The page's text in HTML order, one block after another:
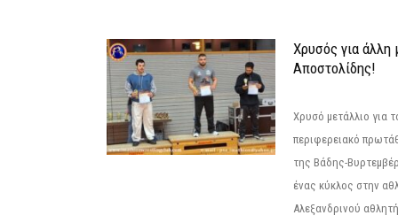
Χρυσός για άλλη
Αποστολίδης!
Χρυσό μετάλλιο για
περιφερειακό
της Βάδης-
ένας κύκλος στην
Αλεξανδρινού